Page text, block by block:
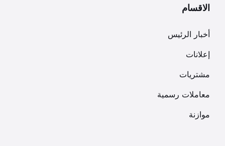
الاقسام
أخبار الرئيس
إعلانات
مشتريات
معاملات رسمية
موازنة